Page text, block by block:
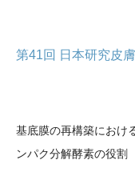
第41回 日本研究皮
基底膜の再構築におけ
ンパク分解酵素の役割